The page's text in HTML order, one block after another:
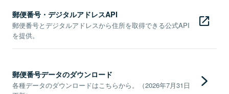
郵便番号・デジタルアドレスAPI
郵便番号とデジタルアドレスから住所を取得できる公式API
を提供。
郵便番号データのダウンロード
各種データのダウンロードはこちらから。（2026年7月31日